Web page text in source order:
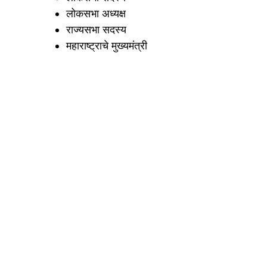
लोकसभा अध्यक्ष
राज्यसभा सदस्य
महाराष्ट्राचे मुख्यमंत्री